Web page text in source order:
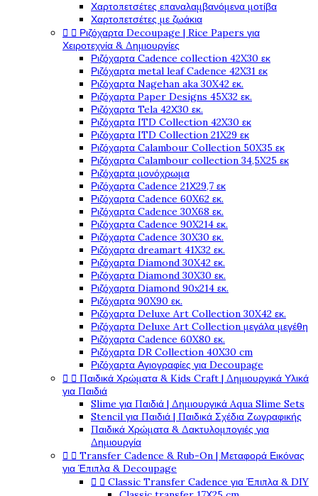
Χαρτοπετσέτες επαναλαμβανόμενα μοτίβα
Χαρτοπετσέτες με ζωάκια
  Ριζόχαρτα Decoupage | Rice Papers για
Χειροτεχνία & Δημιουργίες
Ριζόχαρτα Cadence collection 42X30 εκ
Ριζόχαρτα metal leaf Cadence 42X31 εκ
Ριζόχαρτα Nagehan aka 30X42 εκ.
Ριζόχαρτα Paper Designs 45X32 εκ.
Ριζόχαρτα Tela 42Χ30 εκ.
Ριζόχαρτα ITD Collection 42X30 εκ
Ριζόχαρτα ITD Collection 21X29 εκ
Ριζόχαρτα Calambour Collection 50X35 εκ
Ριζόχαρτα Calambour collection 34,5X25 εκ
Ριζόχαρτα μονόχρωμα
Ριζόχαρτα Cadence 21Χ29,7 εκ
Ριζόχαρτα Cadence 60X62 εκ.
Ριζόχαρτα Cadence 30X68 εκ.
Ριζόχαρτα Cadence 90X214 εκ.
Ριζόχαρτα Cadence 30X30 εκ.
Ριζόχαρτα dreamart 41X32 εκ.
Ριζόχαρτα Diamond 30X42 εκ.
Ριζόχαρτα Diamond 30X30 εκ.
Ριζόχαρτα Diamond 90x214 εκ.
Ριζόχαρτα 90X90 εκ.
Ριζόχαρτα Deluxe Art Collection 30X42 εκ.
Ριζόχαρτα Deluxe Art Collection μεγάλα μεγέθη
Ριζόχαρτα Cadence 60X80 εκ.
Ριζόχαρτα DR Collection 40X30 cm
Ριζόχαρτα Αγιογραφίες για Decoupage
  Παιδικά Χρώματα & Kids Craft | Δημιουργικά Υλικά
για Παιδιά
Slime για Παιδιά | Δημιουργικά Aqua Slime Sets
Stencil για Παιδιά | Παιδικά Σχέδια Ζωγραφικής
Παιδικά Χρώματα & Δακτυλομπογιές για
Δημιουργία
  Transfer Cadence & Rub-On | Μεταφορά Εικόνας
για Έπιπλα & Decoupage
  Classic Transfer Cadence για Έπιπλα & DIY